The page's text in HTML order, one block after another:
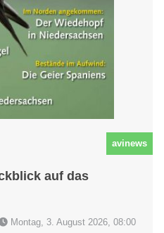
avinews
auf das
Montag, 3. August 2026, 08:00